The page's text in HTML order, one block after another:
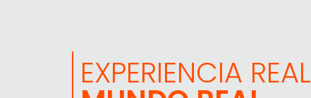
EXPERIENCIA REAL